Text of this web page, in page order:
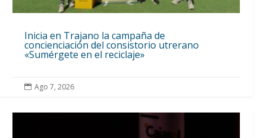
Inicia en Trajano la campaña de
concienciación del consistorio utrerano
«Sumérgete en el reciclaje»
 Ago 7, 2026